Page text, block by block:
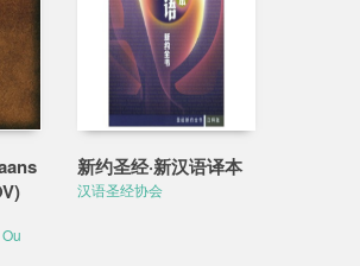
新约圣经·新汉语译本
汉语圣经协会